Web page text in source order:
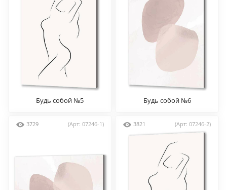
Будь собой №5 Будь собой №6
3729 (Арт: 07246-1) 3821 (Арт: 07246-2)